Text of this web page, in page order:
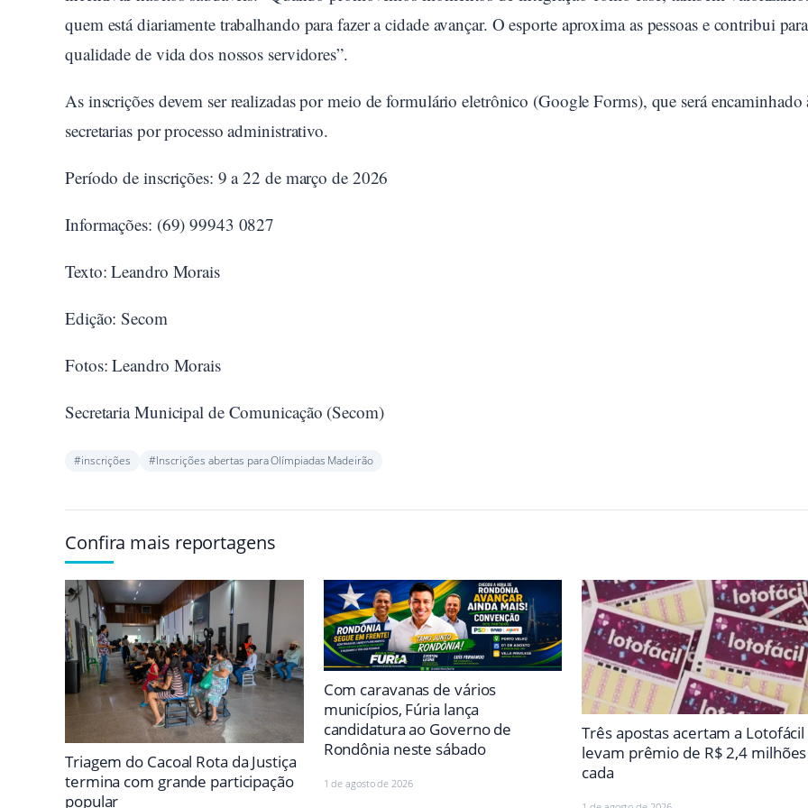
quem está diariamente trabalhando para fazer a cidade avançar. O esporte aproxima as pessoas e contribui
qualidade de vida dos nossos servidores”.
As inscrições devem ser realizadas por meio de formulário eletrônico (Google Forms), que será encaminhado
secretarias por processo administrativo.
Período de inscrições: 9 a 22 de março de 2026
Informações: (69) 99943 0827
Texto: Leandro Morais
Edição: Secom
Fotos: Leandro Morais
Secretaria Municipal de Comunicação (Secom)
#inscrições #Inscrições abertas para Olímpiadas Madeirão
Confira mais reportagens
Triagem do Cacoal Rota da Justiça
termina com grande participação
popular
Com caravanas de vários
municípios, Fúria lança
candidatura ao Governo de
Rondônia neste sábado
1 de agosto de 2026
Três apostas acertam a Lotofácil
levam prêmio de R$ 2,4 milhões
cada